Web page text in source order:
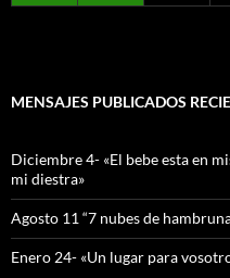
MENSAJES PUBLICADOS
Diciembre 4- «El bebe esta en
mi diestra»
Agosto 11 “7 nubes de
Enero 24- «Un lugar para